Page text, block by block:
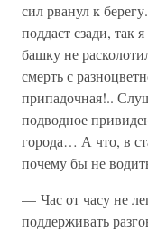
сил рванул к
поддаст сзади, так
башку не
смерть с
припадочная!..
подводное
города… А что, в
почему бы не
— Час от часу не
поддерживать